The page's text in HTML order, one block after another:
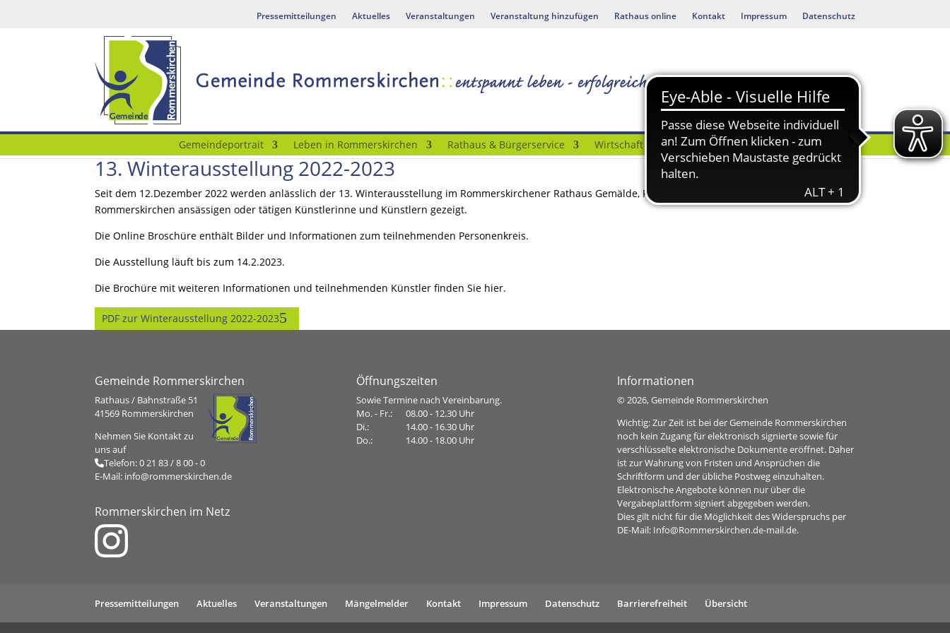
Pressemitteilungen Aktuelles Veranstaltungen Veranstaltung hinzufügen Rathaus online Kontakt Impressum Datenschutz
Gemeindeportrait Leben in Rommerskirchen Rathaus & Bürgerservice Wirtschaft Bauen & Umwelt
13. Winterausstellung 2022-2023
Seit dem 12.Dezember 2022 werden anlässlich der 13. Winterausstellung im Rommerskirchener Rathaus Gemälde, Fotografien und Grafiken von in
Rommerskirchen ansässigen oder tätigen Künstlerinne und Künstlern gezeigt.
Die Online Broschüre enthält Bilder und Informationen zum teilnehmenden Personenkreis.
Die Ausstellung läuft bis zum 14.2.2023.
Die Brochüre mit weiteren Informationen und teilnehmenden Künstler finden Sie hier.
PDF zur Winterausstellung 2022-2023
Gemeinde Rommerskirchen
Rathaus / Bahnstraße 51
41569 Rommerskirchen
Nehmen Sie Kontakt zu
uns auf
Telefon:0 21 83 / 8 00 - 0
E-Mail: info@rommerskirchen.de
Rommerskirchen im Netz
Öffnungszeiten
Sowie Termine nach Vereinbarung.
Mo. - Fr.:
08.00 - 12.30 Uhr
Di.:
14.00 - 16.30 Uhr
Do.:
14.00 - 18.00 Uhr
Informationen
© 2026, Gemeinde Rommerskirchen
Wichtig: Zur Zeit ist bei der Gemeinde Rommerskirchen
noch kein Zugang für elektronisch signierte sowie für
verschlüsselte elektronische Dokumente eröffnet. Daher
ist zur Wahrung von Fristen und Ansprüchen die
Schriftform und der übliche Postweg einzuhalten.
Elektronische Angebote können nur über die
Vergabeplattform signiert abgegeben werden.
Dies gilt nicht für die Möglichkeit des Widerspruchs per
DE-Mail: Info@Rommerskirchen.de-mail.de.
Pressemitteilungen Aktuelles Veranstaltungen Mängelmelder Kontakt Impressum Datenschutz Barrierefreiheit Übersicht